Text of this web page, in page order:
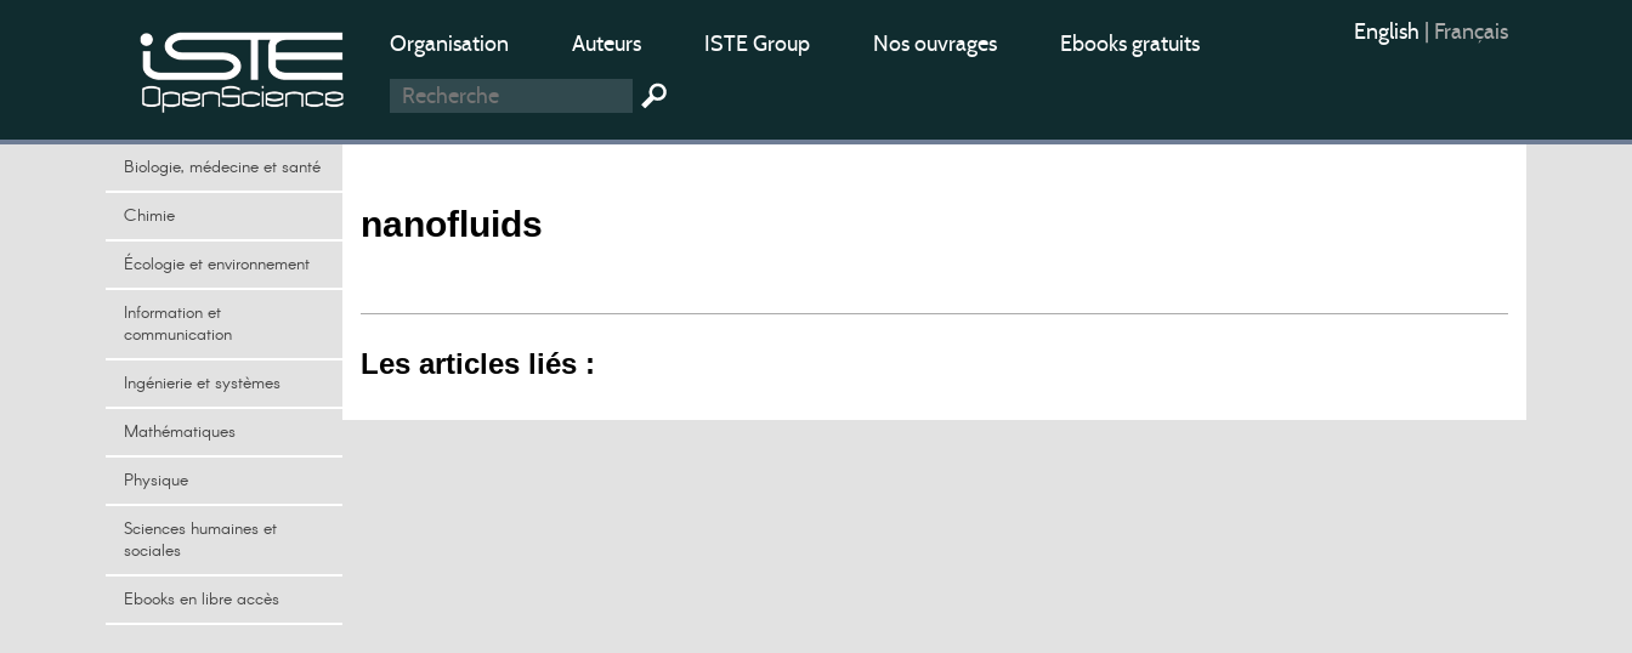
Organisation Auteurs ISTE Group Nos ouvrages Ebooks gratuits English Français
Biologie, médecine et santé
Chimie
Écologie et environnement
Information et
communication
Ingénierie et systèmes
Mathématiques
Physique
Sciences humaines et
sociales
Ebooks en libre accès
nanofluids
Les articles liés :